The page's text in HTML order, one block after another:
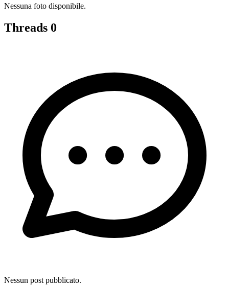
Nessuna foto disponibile.
Threads 0
Nessun post pubblicato.